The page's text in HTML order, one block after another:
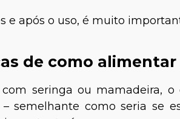
e após o uso, é muito
de como
com seringa ou mamadeira,
– semelhante como seria se